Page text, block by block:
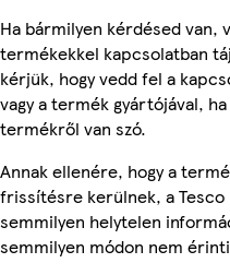
Ha bármilyen kérdésed van,
termékekkel kapcsolatban
kérjük, hogy vedd fel a
vagy a termék gyártójával,
termékről van szó.
Annak ellenére, hogy a
frissítésre kerülnek, a
semmilyen helytelen
semmilyen módon nem